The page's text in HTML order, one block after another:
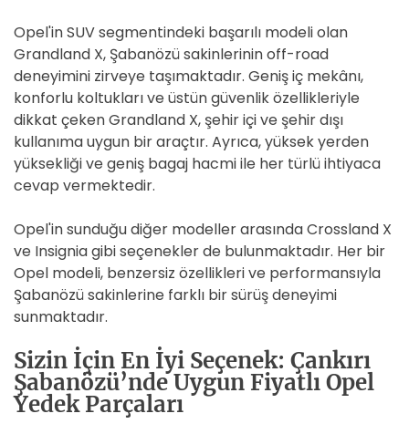
Opel'in SUV segmentindeki başarılı modeli olan
Grandland X, Şabanözü sakinlerinin off-road
deneyimini zirveye taşımaktadır. Geniş iç mekânı,
konforlu koltukları ve üstün güvenlik özellikleriyle
dikkat çeken Grandland X, şehir içi ve şehir dışı
kullanıma uygun bir araçtır. Ayrıca, yüksek yerden
yüksekliği ve geniş bagaj hacmi ile her türlü ihtiyaca
cevap vermektedir.
Opel'in sunduğu diğer modeller arasında Crossland X
ve Insignia gibi seçenekler de bulunmaktadır. Her bir
Opel modeli, benzersiz özellikleri ve performansıyla
Şabanözü sakinlerine farklı bir sürüş deneyimi
sunmaktadır.
Sizin İçin En İyi Seçenek: Çankırı
Şabanözü’nde Uygun Fiyatlı Opel
Yedek Parçaları